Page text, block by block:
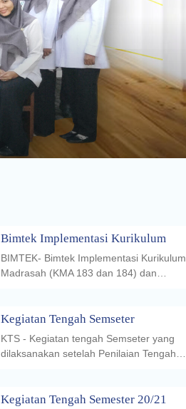
Bimtek Implementasi Kurikulum
BIMTEK- Bimtek Implementasi Kurikulum
Madrasah (KMA 183 dan 184) dan…
Kegiatan Tengah Semseter
KTS - Kegiatan tengah Semseter yang
dilaksanakan setelah Penilaian Tengah…
Kegiatan Tengah Semester 20/21